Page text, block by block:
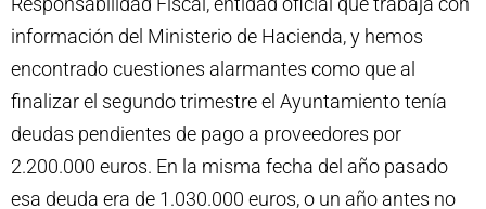
información del Ministerio de Hacienda, y hemos
encontrado cuestiones alarmantes como que al
finalizar el segundo trimestre el Ayuntamiento tenía
deudas pendientes de pago a proveedores por
2.200.000 euros. En la misma fecha del año pasado
esa deuda era de 1.030.000 euros, o un año antes no